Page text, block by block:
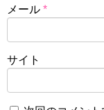
メール *
サイト